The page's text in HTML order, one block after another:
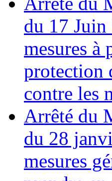
du 17
mesures à
protection
contre les
Arrêté du
du 28
mesures